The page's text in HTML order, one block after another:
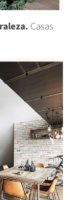
Casas